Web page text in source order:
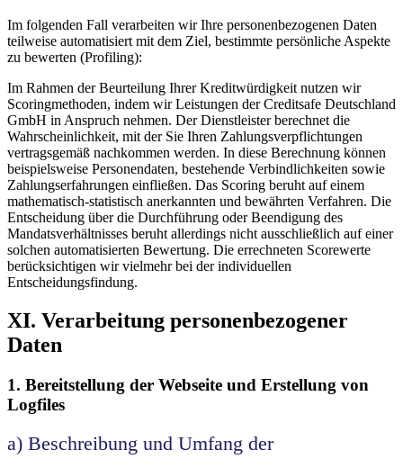
Im folgenden Fall verarbeiten wir Ihre personenbezogenen Daten
teilweise automatisiert mit dem Ziel, bestimmte persönliche Aspekte
zu bewerten (Profiling):
Im Rahmen der Beurteilung Ihrer Kreditwürdigkeit nutzen wir
Scoringmethoden, indem wir Leistungen der Creditsafe Deutschland
GmbH in Anspruch nehmen. Der Dienstleister berechnet die
Wahrscheinlichkeit, mit der Sie Ihren Zahlungsverpflichtungen
vertragsgemäß nachkommen werden. In diese Berechnung können
beispielsweise Personendaten, bestehende Verbindlichkeiten sowie
Zahlungserfahrungen einfließen. Das Scoring beruht auf einem
mathematisch-statistisch anerkannten und bewährten Verfahren. Die
Entscheidung über die Durchführung oder Beendigung des
Mandatsverhältnisses beruht allerdings nicht ausschließlich auf einer
solchen automatisierten Bewertung. Die errechneten Scorewerte
berücksichtigen wir vielmehr bei der individuellen
Entscheidungsfindung.
XI. Verarbeitung personenbezogener
Daten
1. Bereitstellung der Webseite und Erstellung von
Logfiles
a) Beschreibung und Umfang der